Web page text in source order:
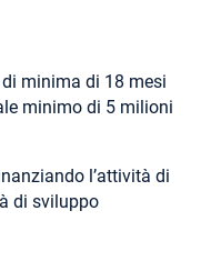
minima di 18 mesi
minimo di 5 milioni
l’attività di
di sviluppo